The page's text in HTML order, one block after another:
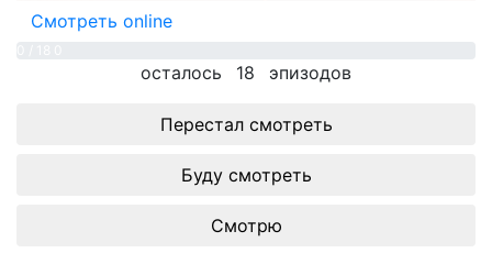
Смотреть online
осталось 18 эпизодов
Перестал смотреть
Буду смотреть
Смотрю